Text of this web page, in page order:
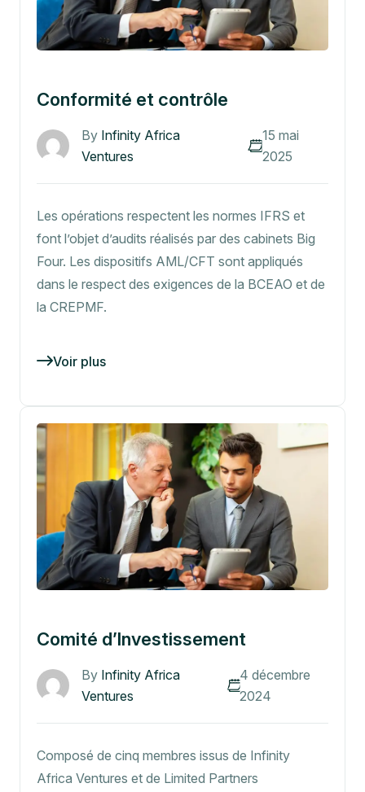
Conformité et contrôle
By Infinity Africa
Ventures
15 mai
2025
Les opérations respectent les normes IFRS et
font l’objet d’audits réalisés par des cabinets Big
Four. Les dispositifs AML/CFT sont appliqués
dans le respect des exigences de la BCEAO et de
la CREPMF.
Voir plus
Comité d’Investissement
By Infinity Africa
Ventures
4 décembre
2024
Composé de cinq membres issus de Infinity
Africa Ventures et de Limited Partners